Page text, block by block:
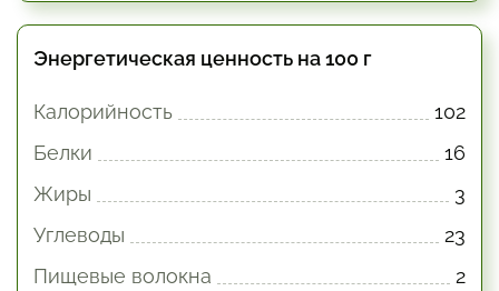
Энергетическая ценность на 100 г
Калорийность
102
Белки
16
Жиры
3
Углеводы
23
Пищевые волокна
2